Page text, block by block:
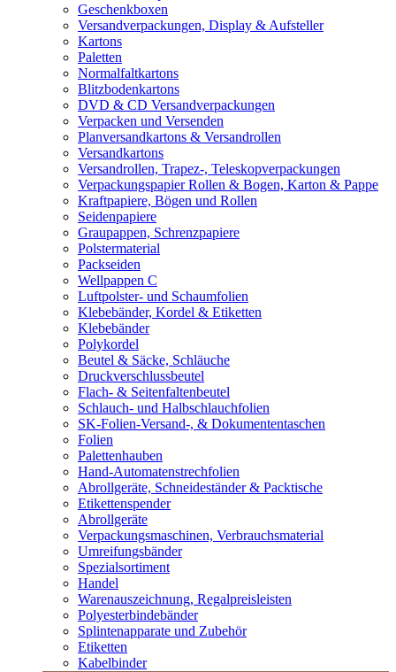
Geschenkboxen
Versandverpackungen, Display & Aufsteller
Kartons
Paletten
Normalfaltkartons
Blitzbodenkartons
DVD & CD Versandverpackungen
Verpacken und Versenden
Planversandkartons & Versandrollen
Versandkartons
Versandrollen, Trapez-, Teleskopverpackungen
Verpackungspapier Rollen & Bogen, Karton & Pappe
Kraftpapiere, Bögen und Rollen
Seidenpapiere
Graupappen, Schrenzpapiere
Polstermaterial
Packseiden
Wellpappen C
Luftpolster- und Schaumfolien
Klebebänder, Kordel & Etiketten
Klebebänder
Polykordel
Beutel & Säcke, Schläuche
Druckverschlussbeutel
Flach- & Seitenfaltenbeutel
Schlauch- und Halbschlauchfolien
SK-Folien-Versand-, & Dokumententaschen
Folien
Palettenhauben
Hand-Automatenstrechfolien
Abrollgeräte, Schneideständer & Packtische
Etikettenspender
Abrollgeräte
Verpackungsmaschinen, Verbrauchsmaterial
Umreifungsbänder
Spezialsortiment
Handel
Warenauszeichnung, Regalpreisleisten
Polyesterbindebänder
Splintenapparate und Zubehör
Etiketten
Kabelbinder